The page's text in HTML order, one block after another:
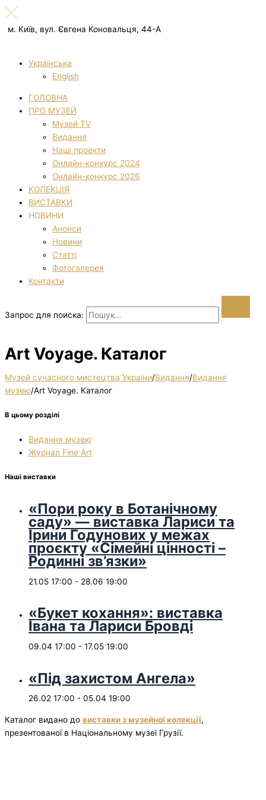
м. Київ, вул. Євгена Коновальця, 44-А
Українська
English
ГОЛОВНА
ПРО МУЗЕЙ
Музей TV
Видання
Наші проекти
Онлайн-конкурс 2024
Онлайн-конкурс 2026
КОЛЕКЦІЯ
ВИСТАВКИ
НОВИНИ
Анонси
Новини
Статті
Фотогалерея
Контакти
Запрос для поиска:
Art Voyage. Каталог
Музей сучасного мистецтва України/Видання/Видання
музею/Art Voyage. Каталог
В цьому розділі
Видання музею
Журнал Fine Art
Наші виставки
«Пори року в Ботанічному
саду» — виставка Лариси та
Ірини Годунових у межах
проєкту «Сімейні цінності –
Родинні зв’язки»
21.05 17:00 - 28.06 19:00
«Букет кохання»: виставка
Івана та Лариси Бровді
09.04 17:00 - 17.05 19:00
«Під захистом Ангела»
26.02 17:00 - 05.04 19:00
Каталог видано до виставки з музейної колекції,
презентованої в Національному музеї Грузії.